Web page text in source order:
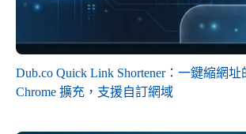
Dub.co Quick Link Shortener：一鍵縮網址
Chrome 擴充，支援自訂網域